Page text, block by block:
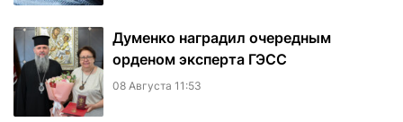
Думенко наградил очередным
орденом эксперта ГЭСС
08 Августа 11:53